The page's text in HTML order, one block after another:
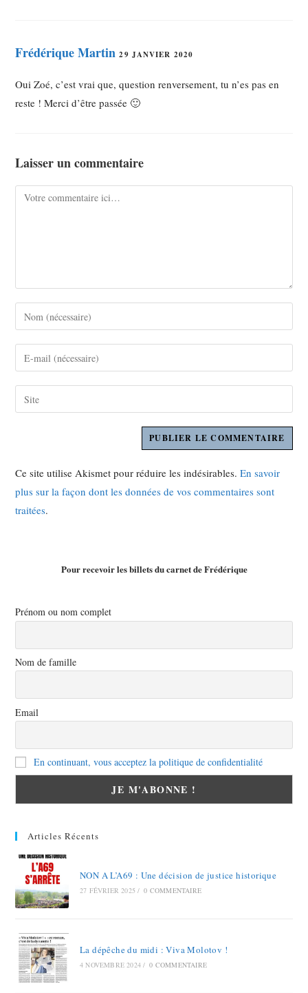
Frédérique Martin 29 JANVIER 2020
Oui Zoé, c’est vrai que, question renversement, tu n’es pas en
reste ! Merci d’être passée 🙂
Laisser un commentaire
Ce site utilise Akismet pour réduire les indésirables.En savoir
plus sur la façon dont les données de vos commentaires sont
traitées.
Pour recevoir les billets du carnet de Frédérique
Prénom ou nom complet
Nom de famille
Email
En continuant, vous acceptez la politique de confidentialité
Articles Récents
NON A L’A69 : Une décision de justice historique
27 FÉVRIER 2025 / 0 COMMENTAIRE
La dépêche du midi : Viva Molotov !
4 NOVEMBRE 2024 / 0 COMMENTAIRE